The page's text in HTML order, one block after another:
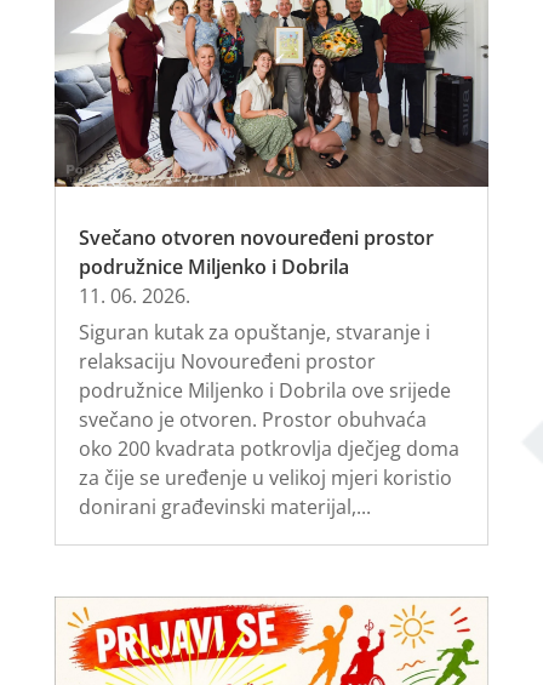
Svečano otvoren novouređeni prostor
podružnice Miljenko i Dobrila
11. 06. 2026.
Siguran kutak za opuštanje, stvaranje i
relaksaciju Novouređeni prostor
podružnice Miljenko i Dobrila ove srijede
svečano je otvoren. Prostor obuhvaća
oko 200 kvadrata potkrovlja dječjeg doma
za čije se uređenje u velikoj mjeri koristio
donirani građevinski materijal,...